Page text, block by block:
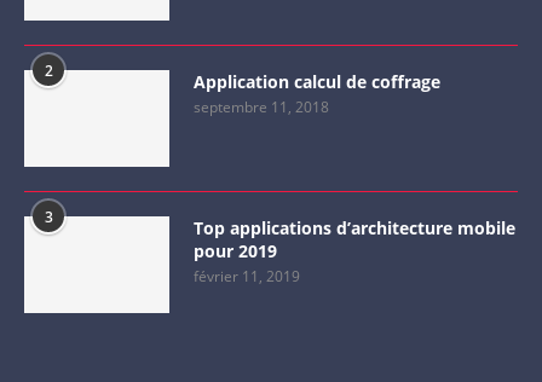
2 Application calcul de coffrage
septembre 11, 2018
3
Top applications d’architecture mobile
pour 2019
février 11, 2019